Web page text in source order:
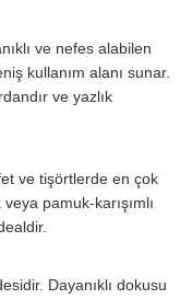
ve nefes alabilen
kullanım alanı sunar.
ve yazlık
ve tişörtlerde en çok
pamuk-karışımlı
Dayanıklı dokusu